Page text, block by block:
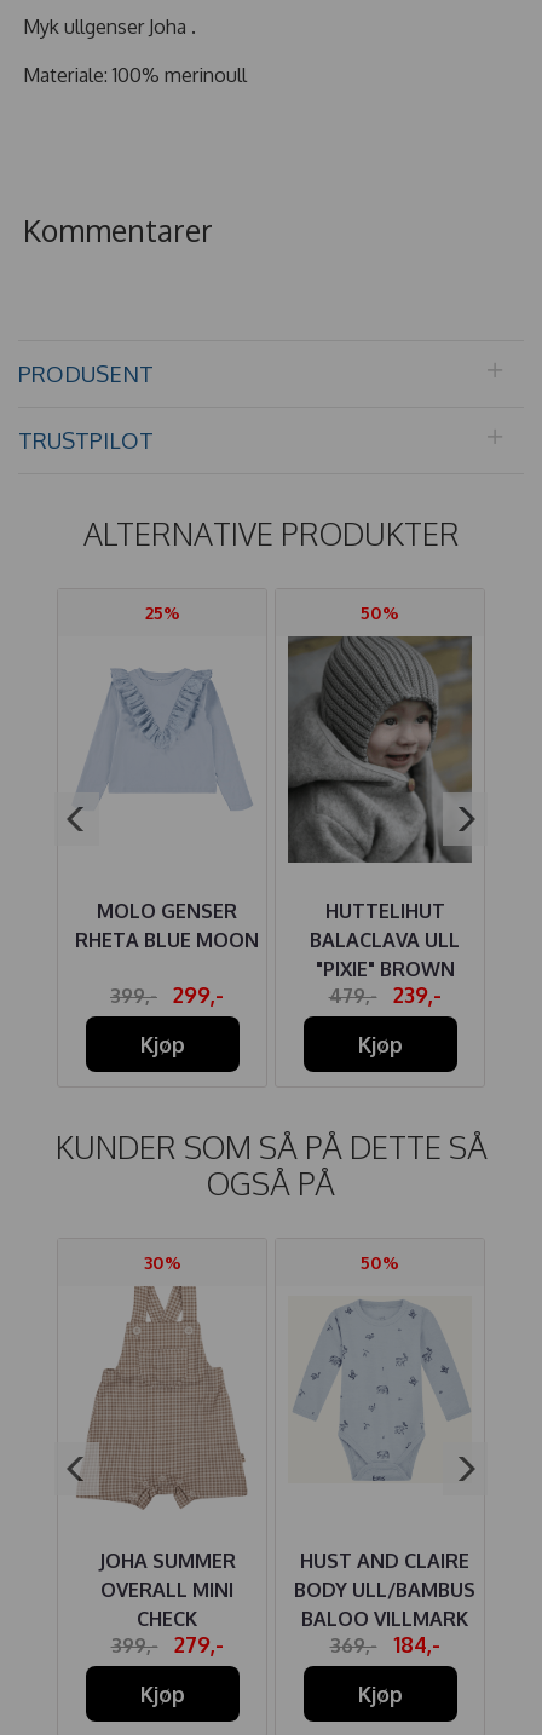
Myk ullgenser Joha .
Materiale: 100% merinoull
Kommentarer
PRODUSENT
TRUSTPILOT
ALTERNATIVE PRODUKTER
25%
MOLO GENSER
RHETA BLUE MOON
399,-
299,-
Kjøp
50%
HUTTELIHUT
BALACLAVA ULL
"PIXIE" BROWN
MELANGE
479,-
239,-
Kjøp
KUNDER SOM SÅ PÅ DETTE SÅ
OGSÅ PÅ
30%
JOHA SUMMER
OVERALL MINI
CHECK
399,-
279,-
Kjøp
50%
HUST AND CLAIRE
BODY ULL/BAMBUS
BALOO VILLMARK
CLOUD BLUE
369,-
184,-
Kjøp